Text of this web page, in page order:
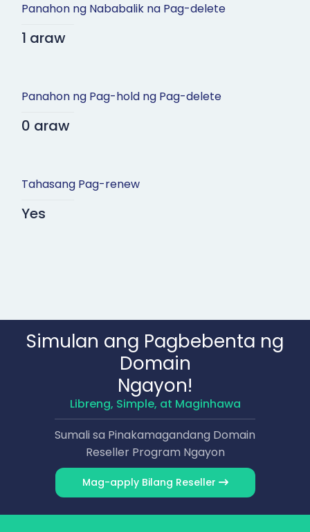
Panahon ng Nababalik na Pag-delete
1 araw
Panahon ng Pag-hold ng Pag-delete
0 araw
Tahasang Pag-renew
Yes
Simulan ang Pagbebenta ng
Domain
Ngayon!
Libreng, Simple, at Maginhawa
Sumali sa Pinakamagandang Domain
Reseller Program Ngayon
Mag-apply Bilang Reseller